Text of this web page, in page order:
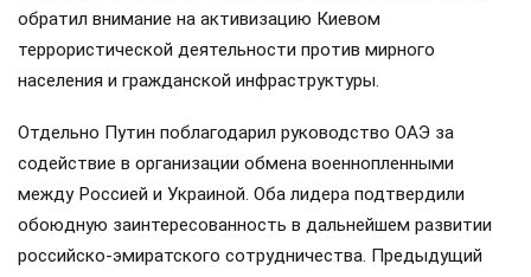
обратил внимание на активизацию Киевом
террористической деятельности против мирного
населения и гражданской инфраструктуры.
Отдельно Путин поблагодарил руководство ОАЭ за
содействие в организации обмена военнопленными
между Россией и Украиной. Оба лидера подтвердили
обоюдную заинтересованность в дальнейшем развитии
российско-эмиратского сотрудничества. Предыдущий